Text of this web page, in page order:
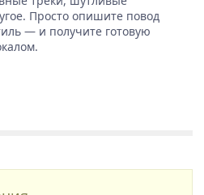
Просто опишите повод
— и получите готовую